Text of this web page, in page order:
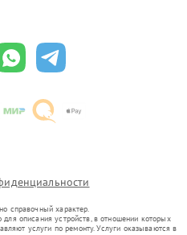
справочный характер.
описания устройств, в отношении которых
услуги по ремонту. Услуги оказываются в